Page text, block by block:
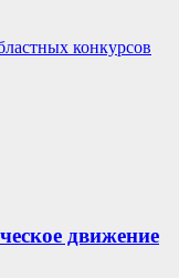
конкурсов
движение